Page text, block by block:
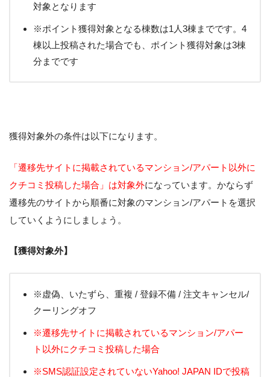
対象となります
※ポイント獲得対象となる棟数は1人3棟までです。4
棟以上投稿された場合でも、ポイント獲得対象は3棟
分までです
獲得対象外の条件は以下になります。
「遷移先サイトに掲載されているマンション/アパート以外に
クチコミ投稿した場合」は対象外になっています。かならず
遷移先のサイトから順番に対象のマンション/アパートを選択
していくようにしましょう。
【獲得対象外】
※虚偽、いたずら、重複 / 登録不備 / 注文キャンセル/
クーリングオフ
※遷移先サイトに掲載されているマンション/アパー
ト以外にクチコミ投稿した場合
※SMS認証設定されていないYahoo! JAPAN IDで投稿